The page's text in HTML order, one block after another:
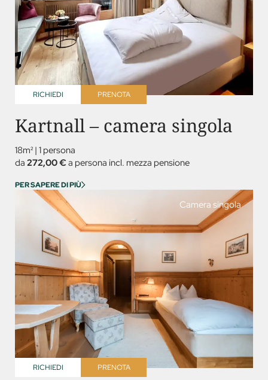
PRENOTA
RICHIEDI
Kartnall – camera singola
18m² | 1 persona
da 272,00 € a persona incl. mezza pensione
PER SAPERE DI PIÙ
Camera singola
PRENOTA
RICHIEDI